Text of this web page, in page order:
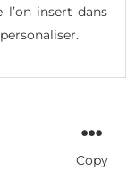
l’on insert dans
Copy